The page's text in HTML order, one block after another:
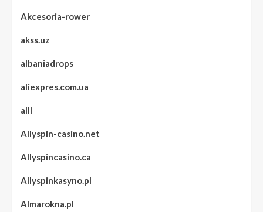
Akcesoria-rower
akss.uz
albaniadrops
aliexpres.com.ua
alll
Allyspin-casino.net
Allyspincasino.ca
Allyspinkasyno.pl
Almarokna.pl